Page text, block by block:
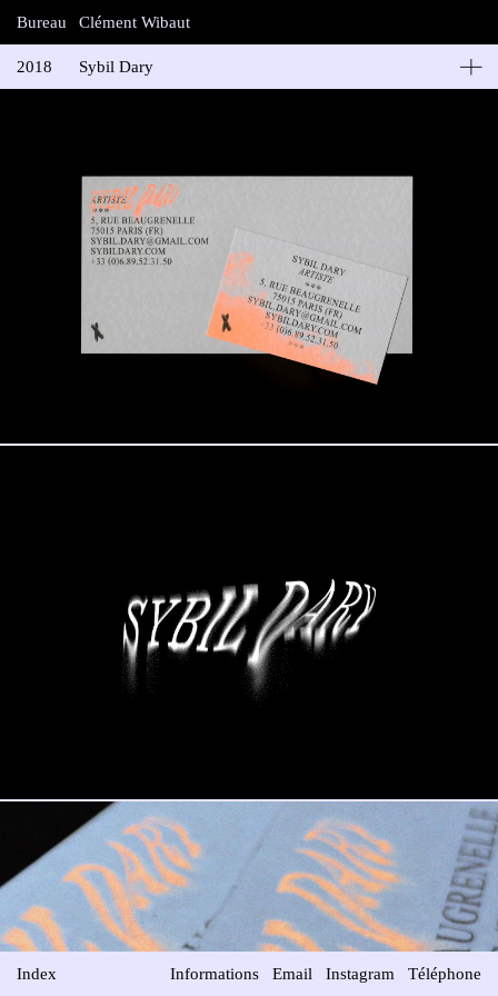
Bureau Clément Wibaut
2018
Sybil Dary
Index Informations Email Instagram Téléphone